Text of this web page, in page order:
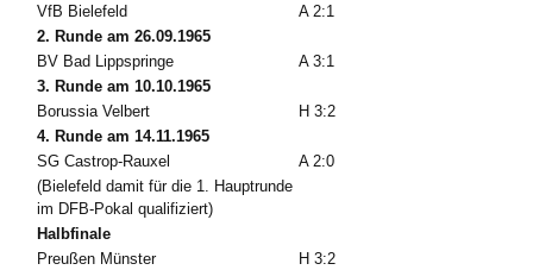
VfB Bielefeld
A 2:1
2. Runde am 26.09.1965
BV Bad Lippspringe
A 3:1
3. Runde am 10.10.1965
Borussia Velbert
H 3:2
4. Runde am 14.11.1965
SG Castrop-Rauxel
A 2:0
(Bielefeld damit für die 1. Hauptrunde
im DFB-Pokal qualifiziert)
Halbfinale
Preußen Münster
H 3:2